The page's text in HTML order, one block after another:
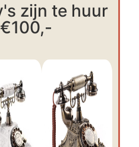
zijn te huur